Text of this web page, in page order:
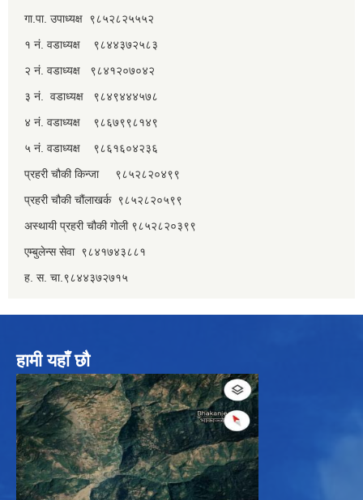
गा.पा. उपाध्यक्ष ९८५२८२५५५२
१ नं. वडाध्यक्ष ९८४४३७२५८३
२ नं. वडाध्यक्ष ९८४१२०७०४२
३ नं. वडाध्यक्ष ९८४९४४४५७८
४ नं. वडाध्यक्ष ९८६७९९८१४९
५ नं. वडाध्यक्ष ९८६१६०४२३६
प्रहरी चौकी किन्जा ९८५२८२०४९९
प्रहरी चौकी चौंलाखर्क ९८५२८२०५९९
अस्थायी प्रहरी चौकी गोली ९८५२८२०३९९
एम्बुलेन्स सेवा ९८४१७४३८८१
ह. स. चा.९८४४३७२७१५
हामी यहाँ छौ